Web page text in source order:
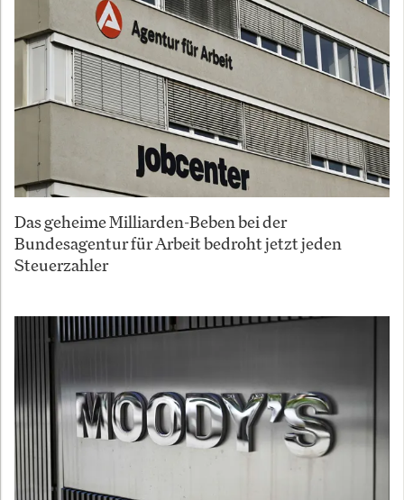
Das geheime Milliarden-Beben bei der
Bundesagentur für Arbeit bedroht jetzt jeden
Steuerzahler